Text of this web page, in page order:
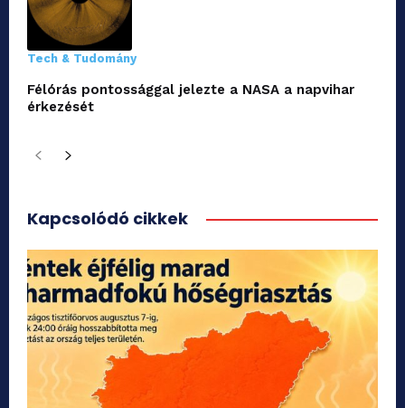
Tech & Tudomány
Félórás pontossággal jelezte a NASA a napvihar
érkezését
Kapcsolódó cikkek